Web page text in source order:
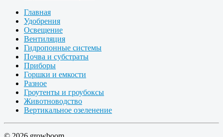
Главная
Удобрения
Освещение
Вентиляция
Гидропонные системы
Почва и субстраты
Приборы
Горшки и емкости
Разное
Гроутенты и гроубоксы
Животноводство
Вертикальное озеленение